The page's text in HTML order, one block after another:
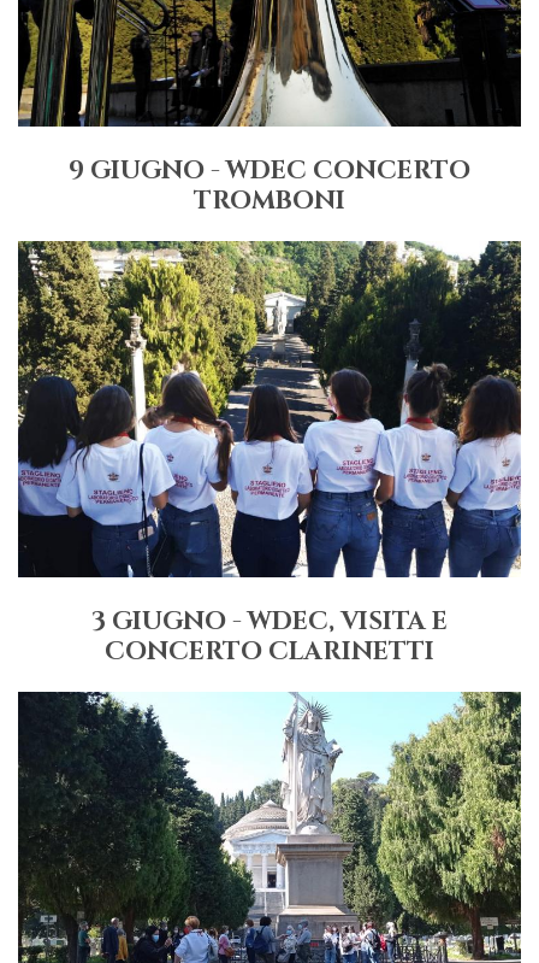
9 GIUGNO - WDEC CONCERTO
TROMBONI
3 GIUGNO - WDEC, VISITA E
CONCERTO CLARINETTI